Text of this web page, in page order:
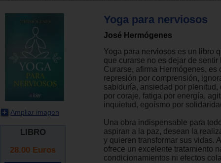
Ampliar imagen
LIBRO
28.00 Euros
Yoga para nerviosos
José Hermógenes
Yoga para nerviosos es un libro
que curarse no es dejar de sentir
Curarse, afirma Hermógenes, es
represión por comprensión,
sabiduría, ansiedad por plenitud,
por coraje, fatiga por energía,
inquietud, egoísmo por
Una obra indispensable para
aspiran a la paz, desean la
y quieren transformar sus vidas.
ofrece un excelente tratamiento
condicionamientos ni efectos